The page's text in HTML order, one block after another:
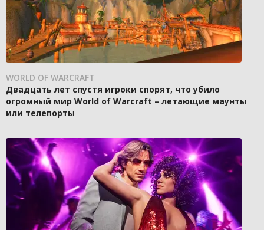
WORLD OF WARCRAFT
Двадцать лет спустя игроки спорят, что убило
огромный мир World of Warcraft – летающие маунты
или телепорты